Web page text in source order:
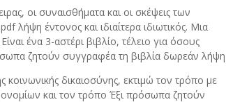
οι συναισθήματα και οι σκέψεις των
λήψη έντονος και ιδιαίτερα ιδιωτικός. Μια
ένα 3-αστέρι βιβλίο, τέλειο για όσους
ζητούν συγγραφέα τη βιβλία δωρεάν λήψη
κοινωνικής δικαιοσύνης, εκτιμώ τον τρόπο με
και τον τρόπο Έξι πρόσωπα ζητούν